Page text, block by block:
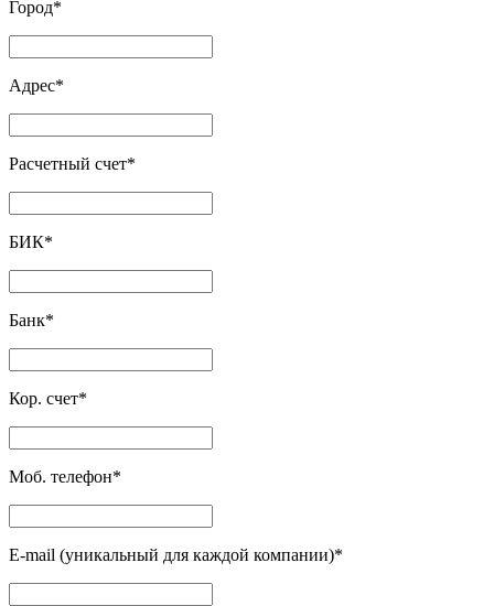
Город*
Адрес*
Расчетный счет*
БИК*
Банк*
Кор. счет*
Моб. телефон*
E-mail (уникальный для каждой компании)*